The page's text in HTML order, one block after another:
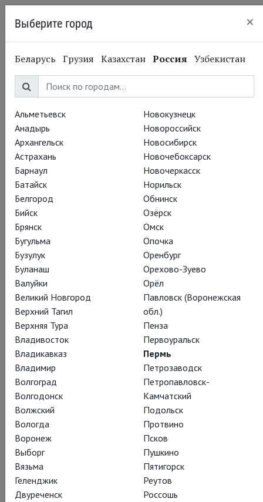
Выберите город ×
Беларусь Грузия Казахстан Россия Узбекистан
Альметьевск
Анадырь
Архангельск
Астрахань
Барнаул
Батайск
Белгород
Бийск
Брянск
Бугульма
Бузулук
Буланаш
Валуйки
Великий Новгород
Верхний Тагил
Верхняя Тура
Владивосток
Владикавказ
Владимир
Волгоград
Волгодонск
Волжский
Вологда
Воронеж
Выборг
Вязьма
Геленджик
Двуреченск
Новокузнецк
Новороссийск
Новосибирск
Новочебоксарск
Новочеркасск
Норильск
Обнинск
Озёрск
Омск
Опочка
Оренбург
Орехово-Зуево
Орёл
Павловск (Воронежская
обл.)
Пенза
Первоуральск
Пермь
Петрозаводск
Петропавловск-
Камчатский
Подольск
Протвино
Псков
Пушкино
Пятигорск
Реутов
Россошь